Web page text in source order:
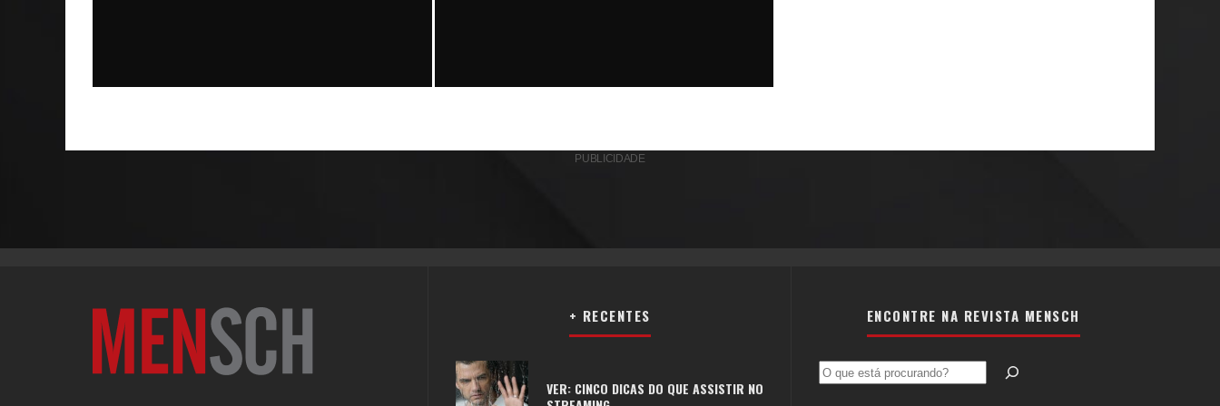
MASCULINOS
Uncategorized
PUBLICIDADE
+ RECENTES
VER: CINCO DICAS DO QUE ASSISTIR NO
ENCONTRE NA REVISTA MENSCH
Pesquisar